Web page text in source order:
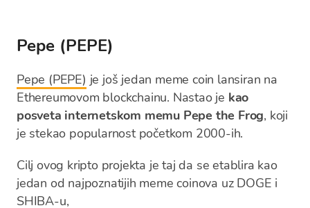
Pepe (PEPE)
Pepe (PEPE) je još jedan meme coin lansiran na
Ethereumovom blockchainu. Nastao je kao
posveta internetskom memu Pepe the Frog, koji
je stekao popularnost početkom 2000-ih.
Cilj ovog kripto projekta je taj da se etablira kao
jedan od najpoznatijih meme coinova uz DOGE i
SHIBA-u,